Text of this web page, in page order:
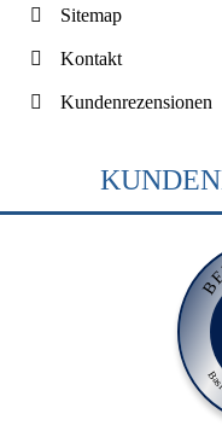
Sitemap
Kontakt
Kundenrezensionen